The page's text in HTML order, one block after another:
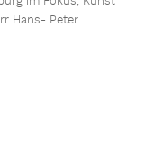
Hans- Peter